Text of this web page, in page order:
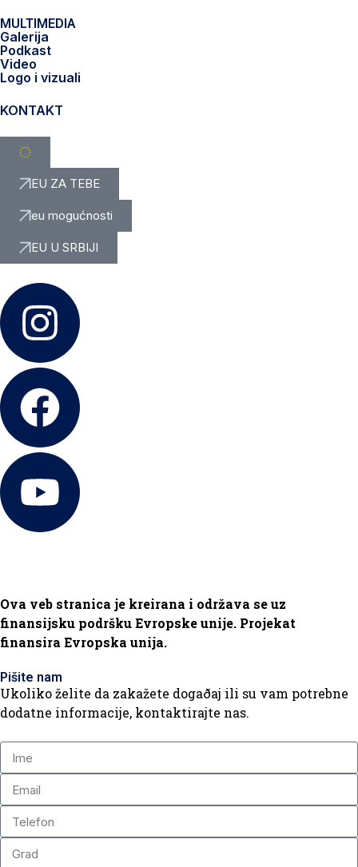
MULTIMEDIA
Galerija
Podkast
Video
Logo i vizuali
KONTAKT
EU ZA TEBE
eu mogućnosti
EU U SRBIJI
Ova veb stranica je kreirana i održava se uz
finansijsku podršku Evropske unije. Projekat
finansira Evropska unija.
Pišite nam
Ukoliko želite da zakažete dogaðaj ili su vam potrebne
dodatne informacije, kontaktirajte nas.